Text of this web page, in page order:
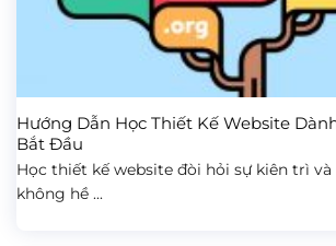
Hướng Dẫn Học Thiết Kế Website
Bắt Đầu
Học thiết kế website đòi hỏi sự kiên trì
không hề ...